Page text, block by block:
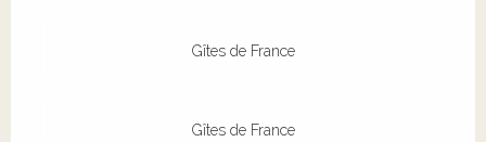
Gîtes de France
Gîtes de France